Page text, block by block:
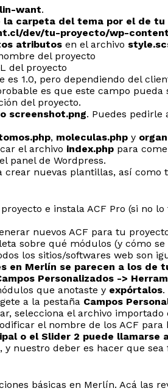
want.
la carpeta del tema por el de
dev/tu-proyecto/wp-
atributos en el archivo
del proyecto
del proyecto
es 1.0, pero dependiendo del
es que este campo
del proyecto.
screenshot.png. Puedes pedirle
, moleculas.php y
el archivo index.php para
panel de Wordpress.
crear nuevas plantillas, así
e instala ACF Pro (si no
nuevos ACF para tu
sobre qué módulos (y cómo
los sitios/softwares web son
en Merlín se parecen a los de
Personalizados ->
que anotaste y expórtalos.
a la pestaña Campos
selecciona el archivo
el nombre de los ACF
o el Slider 2 puede llamarse
y nuestro deber es hacer que
básicas en Merlín. Acá las